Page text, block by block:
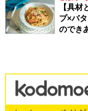
【具
プ×バ
のでき